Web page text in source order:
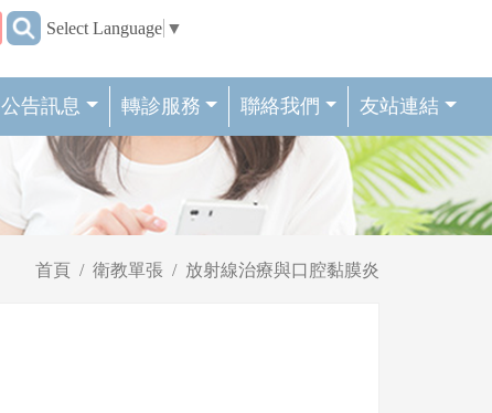
::: Select Language ▼
公告訊息 轉診服務 聯絡我們 友站連結
首頁 衛教單張 放射線治療與口腔黏膜炎